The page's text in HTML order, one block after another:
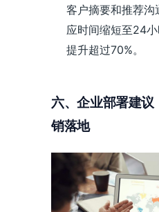
客户摘要和推荐沟
应时间缩短至24
提升超过70%。
六、企业部署建议
销落地